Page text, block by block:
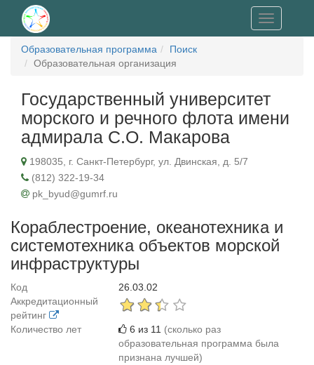
Toggle
navigation
Образовательная программа
Поиск
Образовательная организация
Государственный университет
морского и речного флота имени
адмирала С.О. Макарова
198035, г. Санкт-Петербург, ул. Двинская, д. 5/7
(812) 322-19-34
pk_byud@gumrf.ru
Кораблестроение, океанотехника и
системотехника объектов морской
инфраструктуры
Код
26.03.02
Аккредитационный
рейтинг
Количество лет
6 из 11 (сколько раз
образовательная программа была
признана лучшей)